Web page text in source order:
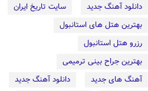
دانلود آهنگ جدید
سایت تاریخ ایران
بهترین هتل های استانبول
رزرو هتل استانبول
بهترین جراح بینی ترمیمی
آهنگ های جدید
دانلود آهنگ جدید